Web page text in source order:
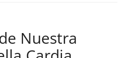
Nuestra